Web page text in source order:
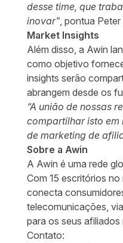
desse time, que
inovar", pontua
Market Insights
Além disso, a Awin
como objetivo
insights serão
abrangem desde os
“A união de nossas
compartilhar isto
de marketing de
Sobre a Awin
A Awin é uma rede
Com 15 escritórios
conecta
telecomunicações,
para os seus
Contato: